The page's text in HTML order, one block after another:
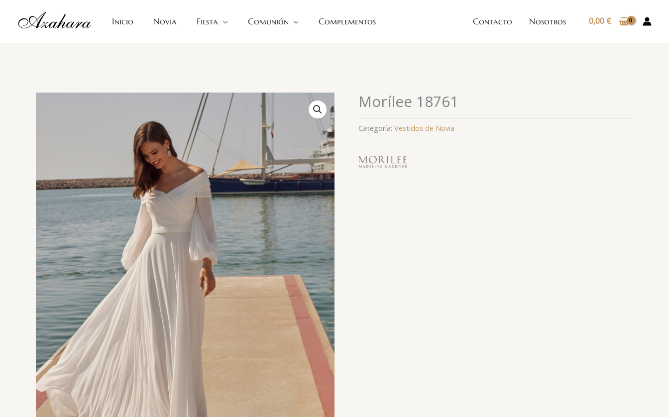
contenido
Inicio Novia Fiesta Comunión Complementos Contacto Nosotros 0,00 €
Morílee 18761
Categoría: Vestidos de Novia